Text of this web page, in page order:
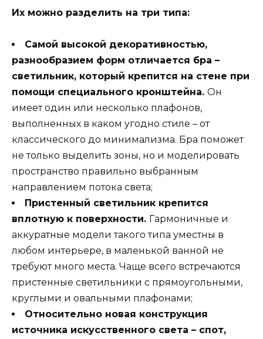
Их можно разделить на три типа:
Самой высокой декоративностью,
разнообразием форм отличается бра –
светильник, который крепится на стене при
помощи специального кронштейна. Он
имеет один или несколько плафонов,
выполненных в каком угодно стиле – от
классического до минимализма. Бра поможет
не только выделить зоны, но и моделировать
пространство правильно выбранным
направлением потока света;
Пристенный светильник крепится
вплотную к поверхности. Гармоничные и
аккуратные модели такого типа уместны в
любом интерьере, в маленькой ванной не
требуют много места. Чаще всего встречаются
пристенные светильники с прямоугольными,
круглыми и овальными плафонами;
Относительно новая конструкция
источника искусственного света – спот,